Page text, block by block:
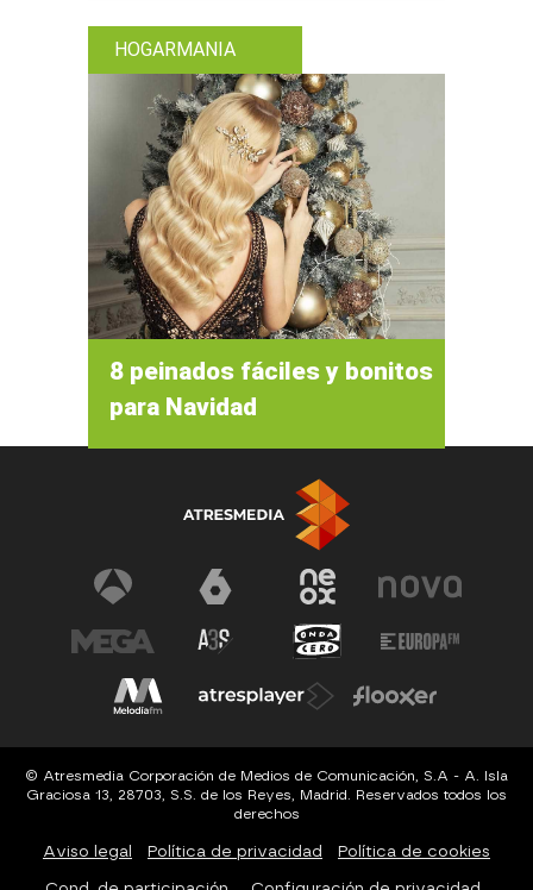
HOGARMANIA
8 peinados fáciles y bonitos
para Navidad
© Atresmedia Corporación de Medios de Comunicación, S.A - A. Isla
Graciosa 13, 28703, S.S. de los Reyes, Madrid. Reservados todos los
derechos
Aviso legal Política de privacidad Política de cookies